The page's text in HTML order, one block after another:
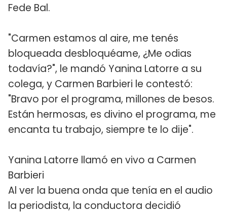
Fede Bal.
"Carmen estamos al aire, me tenés
bloqueada desbloquéame, ¿Me odias
todavía?", le mandó Yanina Latorre a su
colega, y Carmen Barbieri le contestó:
"Bravo por el programa, millones de besos.
Están hermosas, es divino el programa, me
encanta tu trabajo, siempre te lo dije".
Yanina Latorre llamó en vivo a Carmen
Barbieri
Al ver la buena onda que tenía en el audio
la periodista, la conductora decidió